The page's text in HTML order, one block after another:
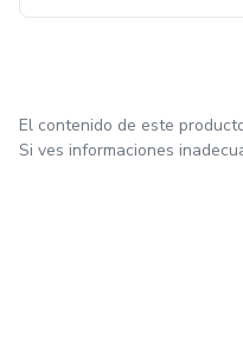
El contenido de este
Si ves informaciones